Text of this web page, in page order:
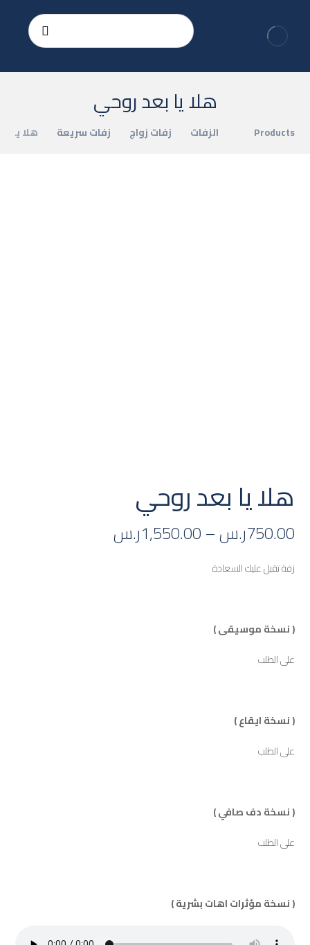
هلا يا بعد روحي
Products الزفات زفات زواج زفات سريعة هلا يا
هلا يا بعد روحي
750.00ر.س–
1,550.00ر.س
زفة تقبل عليك السعادة
( نسخة موسيقى )
على الطلب
( نسخة ايقاع )
على الطلب
( نسخة دف صافي )
على الطلب
( نسخة مؤثرات اهات بشرية )